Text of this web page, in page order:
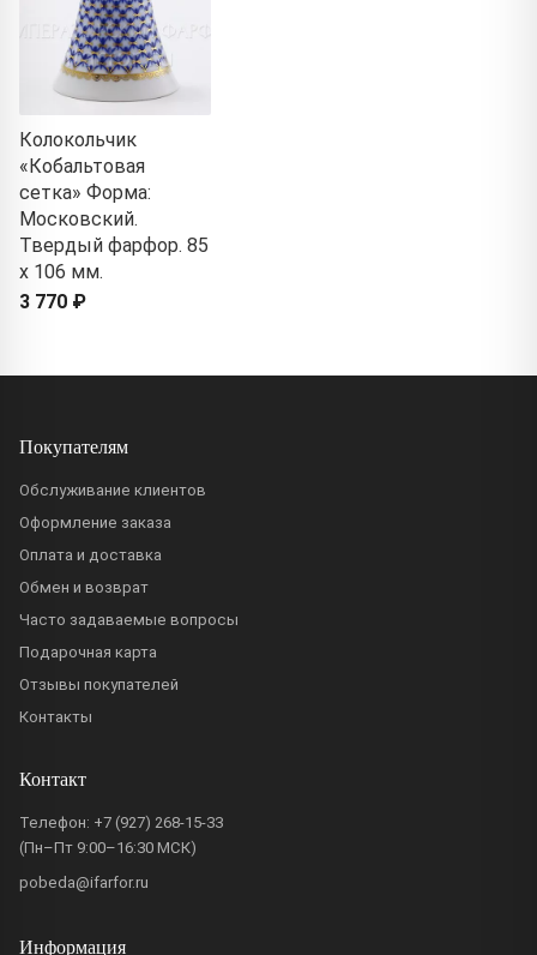
Колокольчик
«Кобальтовая
сетка» Форма:
Московский.
Твердый фарфор. 85
x 106 мм.
3 770 ₽
Покупателям
Обслуживание клиентов
Оформление заказа
Оплата и доставка
Обмен и возврат
Часто задаваемые вопросы
Подарочная карта
Отзывы покупателей
Контакты
Контакт
Телефон: +7 (927) 268-15-33
(Пн–Пт 9:00–16:30 МСК)
pobeda@ifarfor.ru
Информация